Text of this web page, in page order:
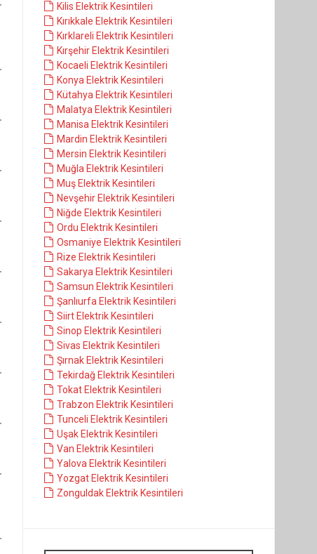
Kilis Elektrik Kesintileri
Kırıkkale Elektrik Kesintileri
Kırklareli Elektrik Kesintileri
Kırşehir Elektrik Kesintileri
Kocaeli Elektrik Kesintileri
Konya Elektrik Kesintileri
Kütahya Elektrik Kesintileri
Malatya Elektrik Kesintileri
Manisa Elektrik Kesintileri
Mardin Elektrik Kesintileri
Mersin Elektrik Kesintileri
Muğla Elektrik Kesintileri
Muş Elektrik Kesintileri
Nevşehir Elektrik Kesintileri
Niğde Elektrik Kesintileri
Ordu Elektrik Kesintileri
Osmaniye Elektrik Kesintileri
Rize Elektrik Kesintileri
Sakarya Elektrik Kesintileri
Samsun Elektrik Kesintileri
Şanlıurfa Elektrik Kesintileri
Siirt Elektrik Kesintileri
Sinop Elektrik Kesintileri
Sivas Elektrik Kesintileri
Şırnak Elektrik Kesintileri
Tekirdağ Elektrik Kesintileri
Tokat Elektrik Kesintileri
Trabzon Elektrik Kesintileri
Tunceli Elektrik Kesintileri
Uşak Elektrik Kesintileri
Van Elektrik Kesintileri
Yalova Elektrik Kesintileri
Yozgat Elektrik Kesintileri
Zonguldak Elektrik Kesintileri